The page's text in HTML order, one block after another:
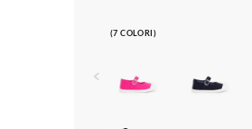
(7 COLORI)